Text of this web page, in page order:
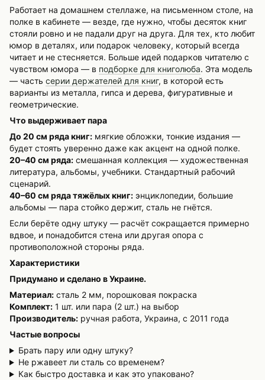
Работает на домашнем стеллаже, на письменном столе, на
полке в кабинете — везде, где нужно, чтобы десяток книг
стояли ровно и не падали друг на друга. Для тех, кто любит
юмор в деталях, или подарок человеку, который всегда
читает и не стесняется. Больше идей подарков читателю с
чувством юмора — в подборке для книголюба. Эта модель
— часть серии держателей для книг, в которой есть
варианты из металла, гипса и дерева, фигуративные и
геометрические.
Что выдерживает пара
До 20 см ряда книг: мягкие обложки, тонкие издания —
будет стоять уверенно даже как акцент на одной полке.
20–40 см ряда: смешанная коллекция — художественная
литература, альбомы, учебники. Стандартный рабочий
сценарий.
40–60 см ряда тяжёлых книг: энциклопедии, большие
альбомы — пара стойко держит, сталь не гнётся.
Если берёте одну штуку — расчёт сокращается примерно
вдвое, и понадобится стена или другая опора с
противоположной стороны ряда.
Характеристики
Придумано и сделано в Украине.
Материал: сталь 2 мм, порошковая покраска
Комплект: 1 шт. или пара (2 шт.) на выбор
Производитель: ручная работа, Украина, с 2011 года
Частые вопросы
Брать пару или одну штуку?
Не ржавеет ли сталь со временем?
Как быстро доставка и как это упаковано?